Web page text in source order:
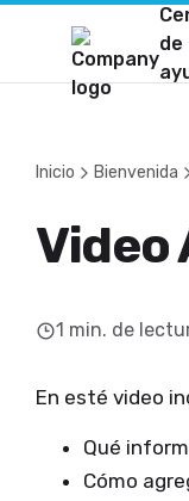
de
Inicio Bienvenida
Video
1 min. de
En esté video
Qué
Cómo